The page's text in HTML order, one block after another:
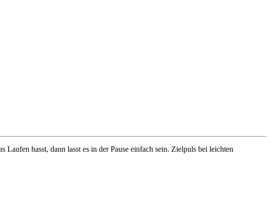
hasst, dann lasst es in der Pause einfach sein. Zielpuls bei leichten